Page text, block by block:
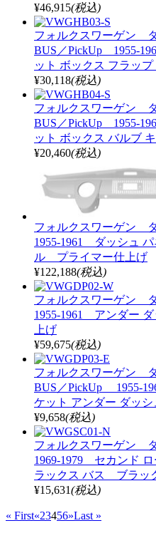
¥46,915(税込)
フォルクスワーゲン
BUS／PickUp 1955-
ット ボックス フラップ
¥30,118(税込)
フォルクスワーゲン
BUS／PickUp 1955-
ット ボックス バルブ
¥20,460(税込)
フォルクスワーゲン
1955-1961 ダッシュ
ル プライマー仕上げ
¥122,188(税込)
フォルクスワーゲン
1955-1961 アンダー
上げ
¥59,675(税込)
フォルクスワーゲン
BUS／PickUp 1955-
ケット アンダー ダッシ
¥9,658(税込)
フォルクスワーゲン
1969-1979 セカンド
ラックス バス ブラッ
¥15,631(税込)
« First«23456»Last »